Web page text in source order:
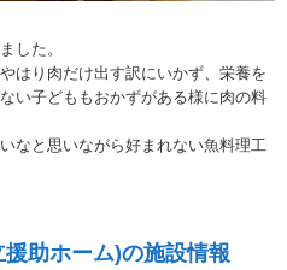
した。
はり肉だけ出す訳にいかず、栄養を
い子どももおかずがある様に肉の料
なと思いながら好まれない魚料理工
助ホーム)の施設情報